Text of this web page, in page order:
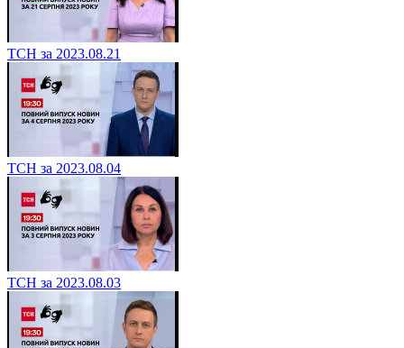
ТСН за 2023.08.21
ТСН за 2023.08.04
ТСН за 2023.08.03